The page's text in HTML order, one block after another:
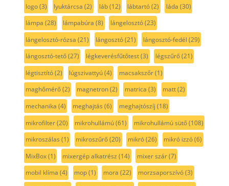
logo(3) lyuktárcsa (2) láb(12) lábtartó(2) láda (30)
lámpa (28) lámpabúra (8) lángelosztó(23)
lángelosztó-rózsa (21) lángosztó(21) lángosztó-fedél (29)
lángosztó-tető(27) légkeverésfűtőtest(3) légszűrő(21)
légtisztító(2) lúgszivattyú(4) macsakszőr(1)
maghőmérő(2) magnetron(2) matrica (3) matt(2)
mechanika (4) meghajtás (6) meghajtószíj (18)
mikrofilter(20) mikrohullámú(61) mikrohullámú sütő(108)
mikroszálas (1) mikroszűrő(20) mikró(26) mikró izzó(6)
MixBox(1) mixergép alkatrész (14) mixer szár(7)
mobil klíma (4) mop(1) mora (22) morzsaporszívó(3)